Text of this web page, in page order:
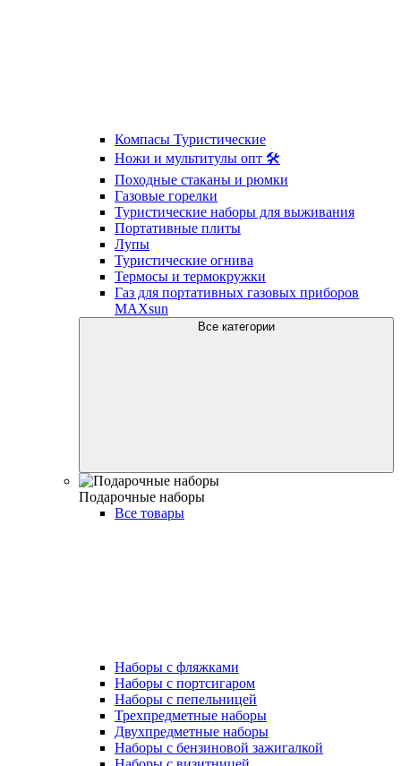
Компасы Туристические
Ножи и мультитулы опт 🛠
Походные стаканы и рюмки
Газовые горелки
Туристические наборы для выживания
Портативные плиты
Лупы
Туристические огнива
Термосы и термокружки
Газ для портативных газовых приборов
MAXsun
Все категории
Подарочные наборы
Все товары
Наборы с фляжками
Наборы с портсигаром
Наборы с пепельницей
Трехпредметные наборы
Двухпредметные наборы
Наборы с бензиновой зажигалкой